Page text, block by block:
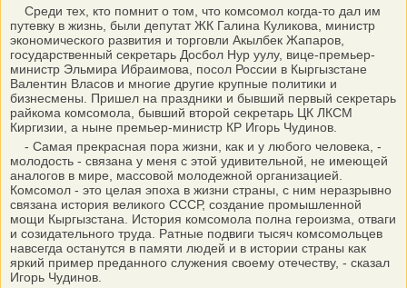
Среди тех, кто помнит о том, что комсомол когда-то дал им
путевку в жизнь, были депутат ЖК Галина Куликова, министр
экономического развития и торговли Акылбек Жапаров,
государственный секретарь Досбол Нур уулу, вице-премьер-
министр Эльмира Ибраимова, посол России в Кыргызстане
Валентин Власов и многие другие крупные политики и
бизнесмены. Пришел на праздники и бывший первый секретарь
райкома комсомола, бывший второй секретарь ЦК ЛКСМ
Киргизии, а ныне премьер-министр КР Игорь Чудинов.
- Самая прекрасная пора жизни, как и у любого человека, -
молодость - связана у меня с этой удивительной, не имеющей
аналогов в мире, массовой молодежной организацией.
Комсомол - это целая эпоха в жизни страны, с ним неразрывно
связана история великого СССР, создание промышленной
мощи Кыргызстана. История комсомола полна героизма, отваги
и созидательного труда. Ратные подвиги тысяч комсомольцев
навсегда останутся в памяти людей и в истории страны как
яркий пример преданного служения своему отечеству, - сказал
Игорь Чудинов.